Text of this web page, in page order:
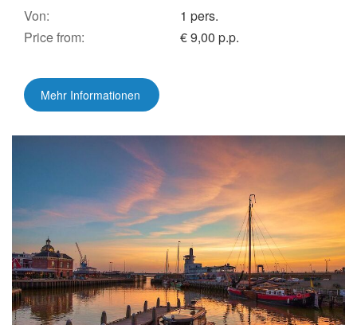
Von:
1 pers.
Price from:
€ 9,00 p.p.
Mehr Informationen